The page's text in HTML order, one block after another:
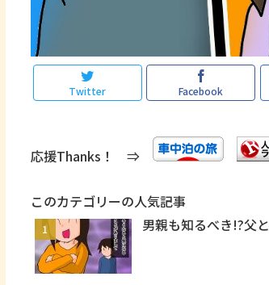
Twitter Facebook
応援Thanks！ ⇒
このカテゴリーの人気記事
男親も知るべき!?父